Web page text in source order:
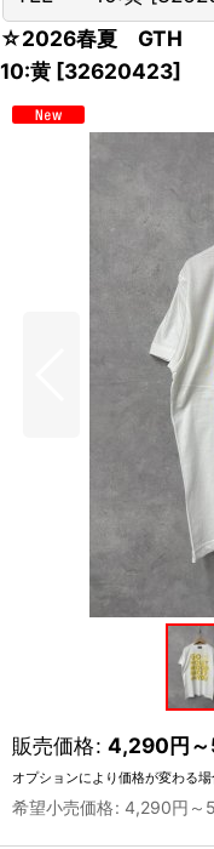
☆2026春夏 GTH
10:黄 [32620423]
販売価格: 4,290円
オプションにより価格が変わる場
希望小売価格: 4,290円 ～